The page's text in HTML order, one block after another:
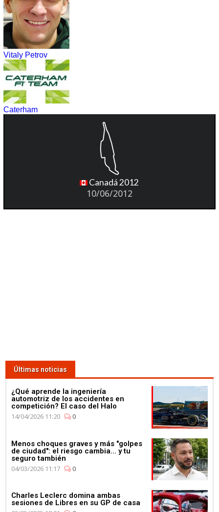
Vitaly Petrov
Caterham
Canadá 2012
10/06/2012
Últimas noticias
¿Qué aprende la ingeniería
automotriz de los accidentes en
competición? El caso del Halo
14/04/2026 11:20
0
Menos choques graves y más "golpes
de ciudad": el riesgo cambia... y tu
seguro también
04/03/2026 11:17
0
Charles Leclerc domina ambas
sesiones de Libres en su GP de casa